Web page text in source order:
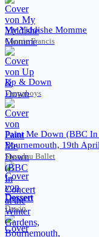
My Yiddishe Momme
Connie Francis
Up & Down
Vengaboys
Paint Me Down (BBC
Bournemouth, 19th
Spandau Ballet
Dessert
Dawin